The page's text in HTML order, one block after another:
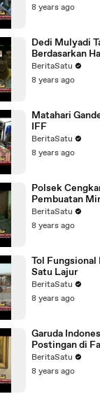
8 years ago
Dedi Mulyadi
Berdasarkan
BeritaSatu
8 years ago
Matahari
IFF
BeritaSatu
8 years ago
Polsek
Pembuatan
BeritaSatu
8 years ago
Tol Fungsional
Satu Lajur
BeritaSatu
8 years ago
Garuda
Postingan di
BeritaSatu
8 years ago